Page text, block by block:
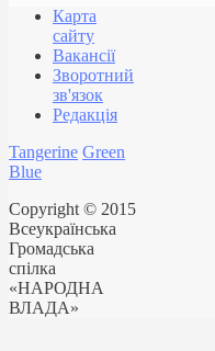
Карта
сайту
Вакансії
Зворотний
зв'язок
Редакція
Tangerine Green
Blue
Copyright © 2015
Всеукраїнська
Громадська
спілка
«НАРОДНА
ВЛАДА»